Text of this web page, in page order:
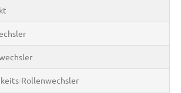
Rollenwechsler